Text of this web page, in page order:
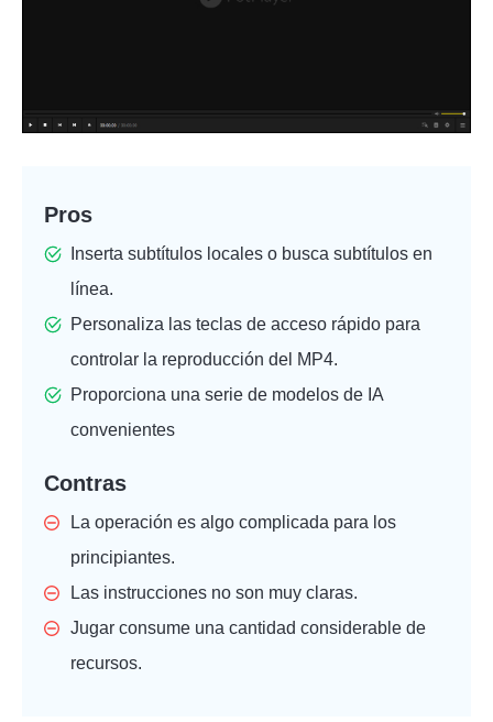
Pros
Inserta subtítulos locales o busca subtítulos en
línea.
Personaliza las teclas de acceso rápido para
controlar la reproducción del MP4.
Proporciona una serie de modelos de IA
convenientes
Contras
La operación es algo complicada para los
principiantes.
Las instrucciones no son muy claras.
Jugar consume una cantidad considerable de
recursos.